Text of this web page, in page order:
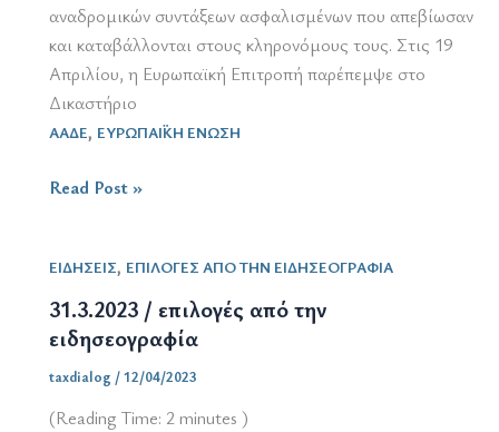
αναδρομικών συντάξεων ασφαλισμένων που απεβίωσαν
και καταβάλλονται στους κληρονόμους τους. Στις 19
Απριλίου, η Ευρωπαϊκή Επιτροπή παρέπεμψε στο
Δικαστήριο
ΑΑΔΕ, ΕΥΡΩΠΑΪΚΗ ΕΝΩΣΗ
31.5.2023
από
την
ειδησεογραφία
Read Post »
ΕΙΔΗΣΕΙΣ, ΕΠΙΛΟΓΕΣ ΑΠΟ ΤΗΝ ΕΙΔΗΣΕΟΓΡΑΦΙΑ
31.3.2023 / επιλογές από την
ειδησεογραφία
taxdialog /12/04/2023
(Reading Time: 2 minutes )